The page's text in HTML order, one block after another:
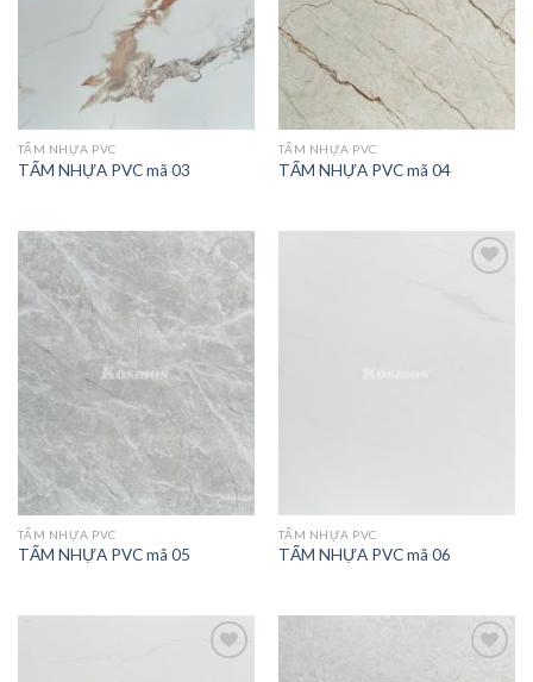
TẤM NHỰA PVC
TẤM NHỰA PVC mã 03
TẤM NHỰA PVC
TẤM NHỰA PVC mã 04
TẤM NHỰA PVC
TẤM NHỰA PVC mã 05
TẤM NHỰA PVC
TẤM NHỰA PVC mã 06